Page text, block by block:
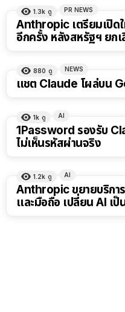
1.3k ดู PR NEWS
Anthropic เตรียมเปิด
อีกครั้ง หลังสหรัฐฯ ยก
880 ดู NEWS
แชต Claude โผล่บน
1k ดู AI
1Password รองรับ
ไม่เห็นรหัสผ่านจริง
1.2k ดู AI
Anthropic ขยายบริกา
และมือถือ เปลี่ยน AI เ